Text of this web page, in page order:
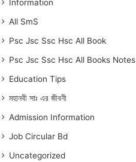
Information
All SmS
Psc Jsc Ssc Hsc All Book
Psc Jsc Ssc Hsc All Books Notes
Education Tips
মহানবীসাঃ এর জীবনী
Admission Information
Job Circular Bd
Uncategorized